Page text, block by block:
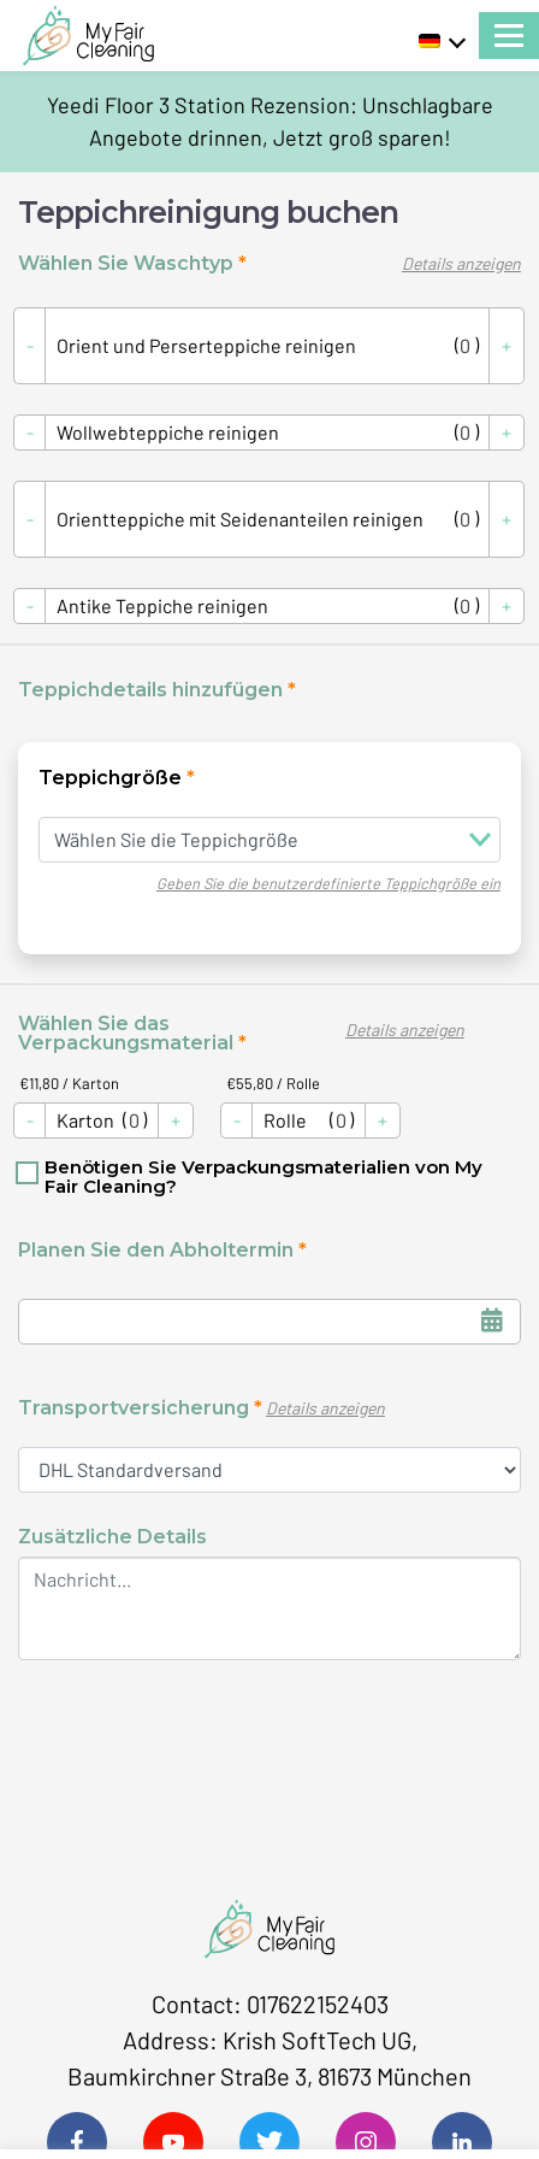
Yeedi Floor 3 Station Rezension: Unschlagbare
Angebote drinnen, Jetzt groß sparen!
Teppichreinigung buchen
Wählen Sie Waschtyp Details anzeigen
Orient und Perserteppiche reinigen
( )
AnzahlWollwebteppiche reinigen ( )
Orientteppiche mit Seidenanteilen reinigen
( )
AnzahlAntike Teppiche reinigen ( )
Teppichdetails hinzufügen
Teppichgröße
Geben Sie die benutzerdefinierte Teppichgröße ein
Wählen Sie das
Verpackungsmaterial
Details anzeigen
€11,80/ Karton
AnzahlKarton ( )
€55,80/ Rolle
AnzahlRolle ( )
Benötigen Sie Verpackungsmaterialien von My
Fair Cleaning?
Planen Sie den Abholtermin
Transportversicherung Details anzeigen
Zusätzliche Details
Contact: 017622152403
Address: Krish SoftTech UG,
Baumkirchner Straße 3, 81673 München